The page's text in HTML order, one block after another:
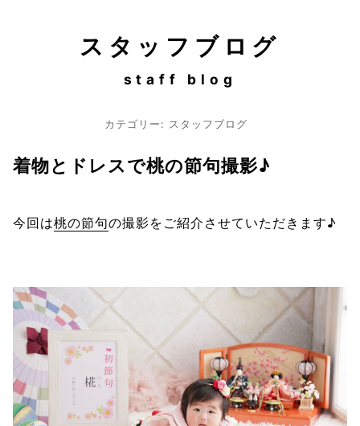
スタッフブログ
staff blog
カテゴリー: スタッフブログ
着物とドレスで桃の節句撮影♪
今回は桃の節句の撮影をご紹介させていただきます♪